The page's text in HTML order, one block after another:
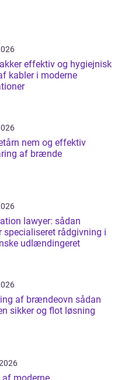
og hygiejnisk
kabler i moderne
effektiv
af brænde
lawyer: sådan
rådgivning i
udlændingeret
af brændeovn sådan
sikker og flot løsning